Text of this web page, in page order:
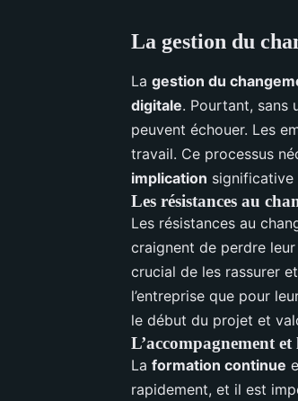
La gestion du
La gestion du
digitale. Pourtant, sans
peuvent échouer. Les
travail. Ce processus
implication significative
Les résistances au
Les résistances au
craignent de perdre
crucial de les rassurer
l’entreprise que pour
le début du projet et
L’accompagnement
La formation continue
rapidement, et il est